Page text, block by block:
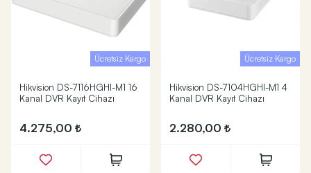
Ücretsiz Kargo
Hikvision DS-7116HGHI-M1 16
Kanal DVR Kayıt Cihazı
4.275,00
Ücretsiz Kargo
Hikvision DS-7104HGHI-M1 4
Kanal DVR Kayıt Cihazı
2.280,00